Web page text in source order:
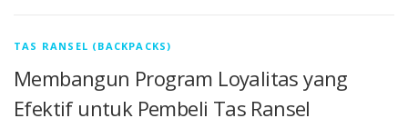
TAS RANSEL (BACKPACKS)
Membangun Program Loyalitas yang
Efektif untuk Pembeli Tas Ransel